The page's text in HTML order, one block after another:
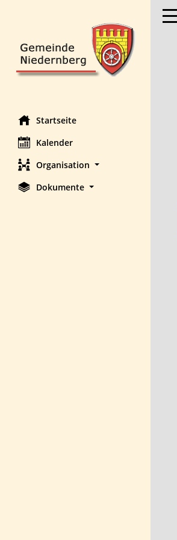
Startseite
Kalender
Organisation
Dokumente